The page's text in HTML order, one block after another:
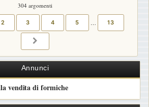
304 argomenti
2 3 4 5 … 13
Annunci
vendita di formiche